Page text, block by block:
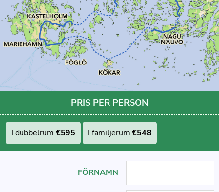
PRIS PER PERSON
I dubbelrum €595 I familjerum €548
FÖRNAMN